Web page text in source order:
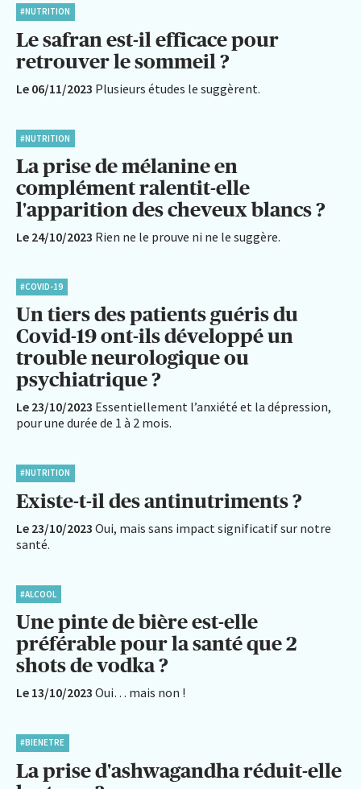
#NUTRITION
Le safran est-il efficace pour
retrouver le sommeil ?
Le 06/11/2023 Plusieurs études le suggèrent.
#NUTRITION
La prise de mélanine en
complément ralentit-elle
l'apparition des cheveux blancs ?
Le 24/10/2023 Rien ne le prouve ni ne le suggère.
#COVID-19
Un tiers des patients guéris du
Covid-19 ont-ils développé un
trouble neurologique ou
psychiatrique ?
Le 23/10/2023 Essentiellement l’anxiété et la dépression,
pour une durée de 1 à 2 mois.
#NUTRITION
Existe-t-il des antinutriments ?
Le 23/10/2023 Oui, mais sans impact significatif sur notre
santé.
#ALCOOL
Une pinte de bière est-elle
préférable pour la santé que 2
shots de vodka ?
Le 13/10/2023 Oui… mais non !
#BIENETRE
La prise d'ashwagandha réduit-elle